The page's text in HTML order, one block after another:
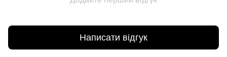
Написати відгук